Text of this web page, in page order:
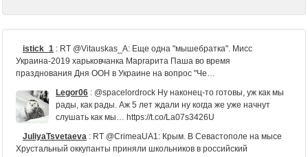
istick_1 : RT @Vitauskas_A: Еще одна "мышебратка". Мисс
Украина-2019 харьковчанка Маргарита Паша во время
празднования Дня ООН в Украине на вопрос "Че…
Legor06 : @spacelordrock Ну наконец-то готовы, уж как мы
рады, как рады. Аж 5 лет ждали ну когда же уже начнут
слушать как мы… https://t.co/La07s3426U
JuliyaTsvetaeva : RT @CrimeaUA1: Крым. В Севастополе на мысе
Хрустальный оккупанты приняли школьников в российский